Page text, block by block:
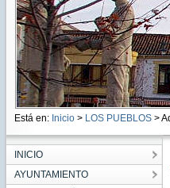
Está en: Inicio > LOS PUEBLOS>
INICIO
AYUNTAMIENTO